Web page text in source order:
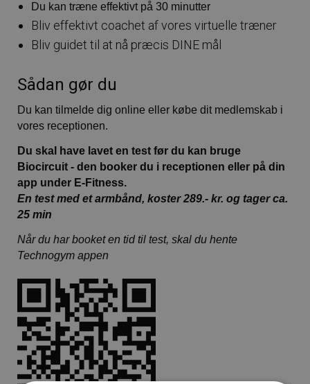
Du kan træne effektivt på 30 minutter
Bliv effektivt coachet af vores virtuelle træner
Bliv guidet til at nå præcis DINE mål
Sådan gør du
Du kan tilmelde dig online eller købe dit medlemskab i
vores receptionen.
Du skal have lavet en test før du kan bruge
Biocircuit - den booker du i receptionen eller på din
app under E-Fitness.
En test med et armbånd, koster 289.- kr. og tager ca.
25 min
Når du har booket en tid til test, skal du hente
Technogym appen